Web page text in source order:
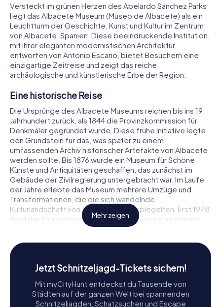
Versteckt im grünen Herzen des Abelardo Sánchez Parks
liegt das Albacete Museum (Museo de Albacete) als ein
Leuchtturm der Geschichte, Kunst und Kultur im Zentrum
von Albacete, Spanien. Diese beeindruckende Institution,
mit ihrer eleganten modernistischen Architektur,
entworfen von Antonio Escario, bietet Besuchern eine
einzigartige Zeitreise und zeigt das reiche
archäologische und künstlerische Erbe der Region.
Eine historische Reise
Die Ursprünge des Albacete Museums reichen bis ins 19.
Jahrhundert zurück, als 1844 die Provinzkommission für
Denkmäler gegründet wurde. Diese frühe Initiative legte
den Grundstein für das, was später zu einem
umfassenden Archiv historischer Artefakte von Albacete
werden sollte. Bis 1876 wurde ein Museum für Schöne
Künste und Antiquitäten geschaffen, das zunächst im
Gebäude der Zivilregierung untergebracht war. Im Laufe
der Jahre erlebte das Museum mehrere Umzüge und
Transformationen, die die sich wandelnde
Kulturlandschaft von Albacete widerspiegelten. Erst 1978
fand das Museum sein dauerhaftes Zuhause an seinem
jetzigen Standort, einem architektonischen Juwel, das
Das architektonische Wunder
Das Gebäude des Museums, das 1978 eingeweiht wurde,
ist ein Zeugnis modernistischer Designprinzipien.
Inspiriert von der UNESCO-Publikation von 1960, Die
Organisation von Museen: Praktische Ratschläge, ist die
Mehr zeigen
Jetzt Schnitzeljagd-Tickets sichern!
Mit myCityHunt entdeckst du Tausende von
Städten auf der ganzen Welt bei spannenden
Schnitzeljagden, Schatzsuchen und Escape